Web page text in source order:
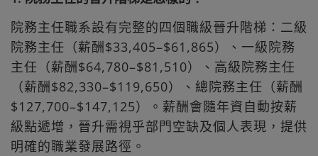
院務主任職系設有完整的四個職級晉升階梯：二級
院務主任（薪酬$33,405–$61,865）、一級院務
主任（薪酬$64,780–$81,510）、高級院務主任
（薪酬$82,330–$119,650）、總院務主任（薪酬
$127,700–$147,125）。薪酬會隨年資自動按薪
級點遞增，晉升需視乎部門空缺及個人表現，提供
明確的職業發展路徑。